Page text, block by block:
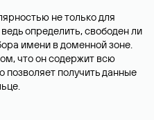
не только для
определить, свободен ли
имени в доменной зоне.
что он содержит всю
получить данные